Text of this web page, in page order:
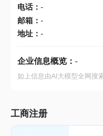
电话： -
邮箱： -
地址： -
企业信息概览： -
如上信息由AI大模型全网搜
工商注册